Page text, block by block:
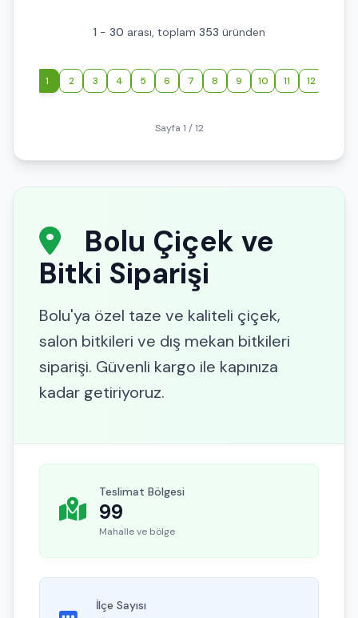
1 - 30 arası, toplam 353 üründen
1 2 3 4 5 6 7 8 9 10 11 12
Sayfa 1 / 12
Bolu Çiçek ve
Bitki Siparişi
Bolu'ya özel taze ve kaliteli çiçek,
salon bitkileri ve dış mekan bitkileri
siparişi. Güvenli kargo ile kapınıza
kadar getiriyoruz.
Teslimat Bölgesi
99
Mahalle ve bölge
İlçe Sayısı